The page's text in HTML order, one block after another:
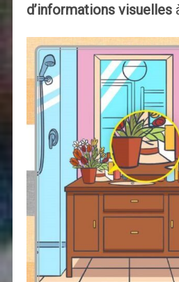
d’informations visuelles